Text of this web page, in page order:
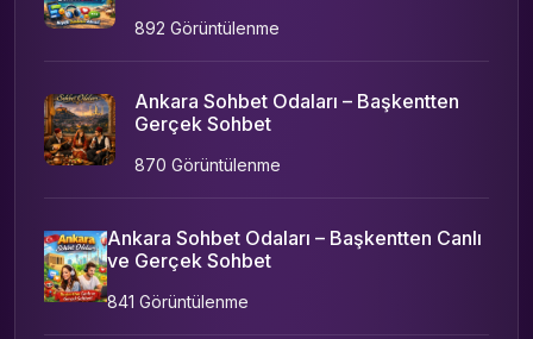
892 Görüntülenme
Ankara Sohbet Odaları – Başkentten
Gerçek Sohbet
870 Görüntülenme
Ankara Sohbet Odaları – Başkentten Canlı
ve Gerçek Sohbet
841 Görüntülenme